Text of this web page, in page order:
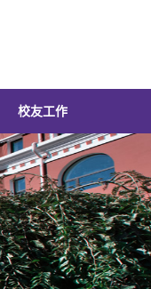
校友工作
校友风采
校友活动